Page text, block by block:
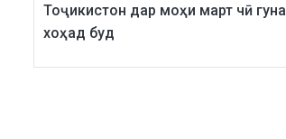
Тоҷикистон дар моҳи март чӣ гуна
хоҳад буд